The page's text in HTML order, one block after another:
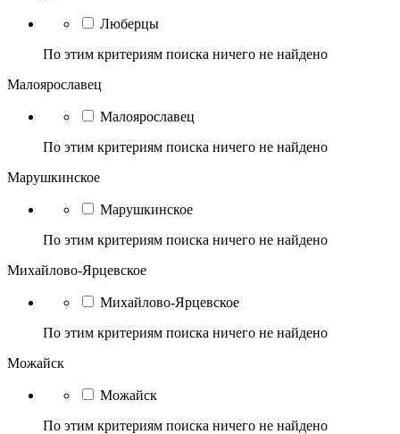
Люберцы
По этим критериям поиска ничего не найдено
Малоярославец
Малоярославец
По этим критериям поиска ничего не найдено
Марушкинское
Марушкинское
По этим критериям поиска ничего не найдено
Михайлово-Ярцевское
Михайлово-Ярцевское
По этим критериям поиска ничего не найдено
Можайск
Можайск
По этим критериям поиска ничего не найдено